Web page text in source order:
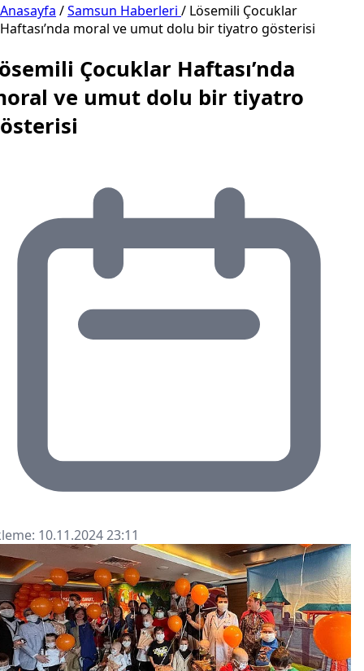
Anasayfa /Samsun Haberleri / Lösemili Çocuklar
Haftası’nda moral ve umut dolu bir tiyatro gösterisi
Çocuklar Haftası’nda
ve umut dolu bir tiyatro
10.11.2024 23:11